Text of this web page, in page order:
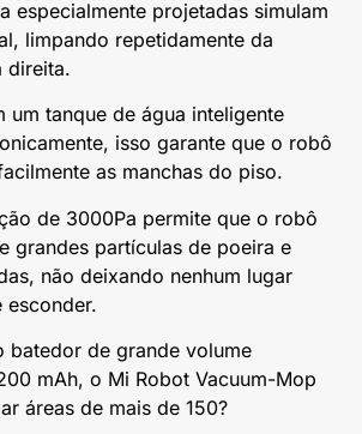
especialmente projetadas simulam
limpando repetidamente da
direita.
um tanque de água inteligente
isso garante que o robô
as manchas do piso.
de 3000Pa permite que o robô
grandes partículas de poeira e
não deixando nenhum lugar
esconder.
batedor de grande volume
mAh, o Mi Robot Vacuum-Mop
áreas de mais de 150?